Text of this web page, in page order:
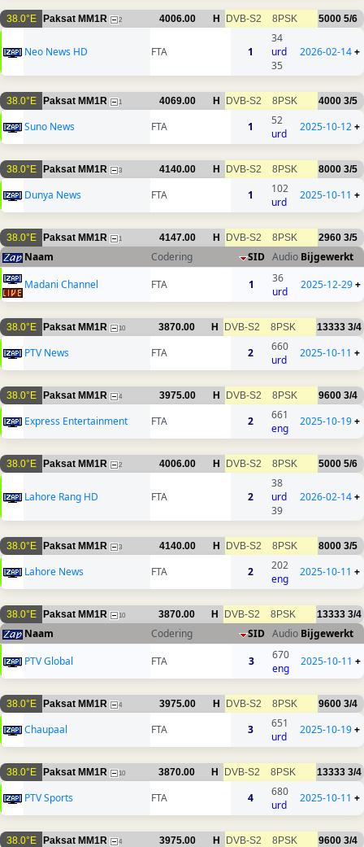
38.0°E Paksat MM1R 2 4006.00 H DVB-S2 8PSK 5000 5/6
Neo News HD FTA 1
34
urd
35
2026-02-14+
38.0°E Paksat MM1R 1 4069.00 H DVB-S2 8PSK 4000 3/5
Suno News FTA 1
52
urd
2025-10-12+
38.0°E Paksat MM1R 3 4140.00 H DVB-S2 8PSK 8000 3/5
Dunya News FTA 1
102
urd
2025-10-11 +
38.0°E Paksat MM1R 1 4147.00 H DVB-S2 8PSK 2960 3/5
Naam Codering SID Audio Bijgewerkt
Madani Channel
FTA 1
36
urd
2025-12-29+
38.0°E Paksat MM1R 10 3870.00 H DVB-S2 8PSK 13333 3/4
PTV News FTA 2
660
urd
2025-10-11 +
38.0°E Paksat MM1R 4 3975.00 H DVB-S2 8PSK 9600 3/4
Express Entertainment FTA 2
661
eng
2025-10-19+
38.0°E Paksat MM1R 2 4006.00 H DVB-S2 8PSK 5000 5/6
Lahore Rang HD FTA 2
38
urd
39
2026-02-14+
38.0°E Paksat MM1R 3 4140.00 H DVB-S2 8PSK 8000 3/5
Lahore News FTA 2
202
eng
2025-10-11 +
38.0°E Paksat MM1R 10 3870.00 H DVB-S2 8PSK 13333 3/4
Naam Codering SID Audio Bijgewerkt
PTV Global
FTA 3
670
eng
2025-10-11 +
38.0°E Paksat MM1R 4 3975.00 H DVB-S2 8PSK 9600 3/4
Chaupaal FTA 3
651
urd
2025-10-19+
38.0°E Paksat MM1R 10 3870.00 H DVB-S2 8PSK 13333 3/4
PTV Sports FTA 4
680
urd
2025-10-11 +
38.0°E Paksat MM1R 4 3975.00 H DVB-S2 8PSK 9600 3/4